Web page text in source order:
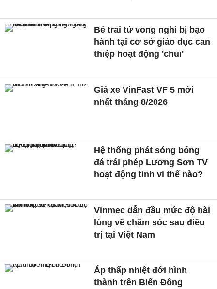
Bé trai tử vong nghi bị bạo
hành tại cơ sở giáo dục can
thiệp hoạt động 'chui'
Giá xe VinFast VF 5 mới
nhất tháng 8/2026
Hệ thống phát sóng bóng
đá trái phép Lương Sơn TV
hoạt động tinh vi thế nào?
Vinmec dẫn đầu mức độ hài
lòng về chăm sóc sau điều
trị tại Việt Nam
Áp thấp nhiệt đới hình
thành trên Biển Đông